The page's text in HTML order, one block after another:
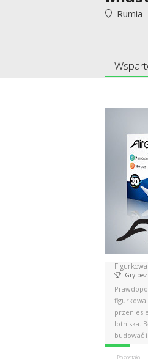
Rumia
Gry
figurkowa
lotniska.
budować
Pozostało